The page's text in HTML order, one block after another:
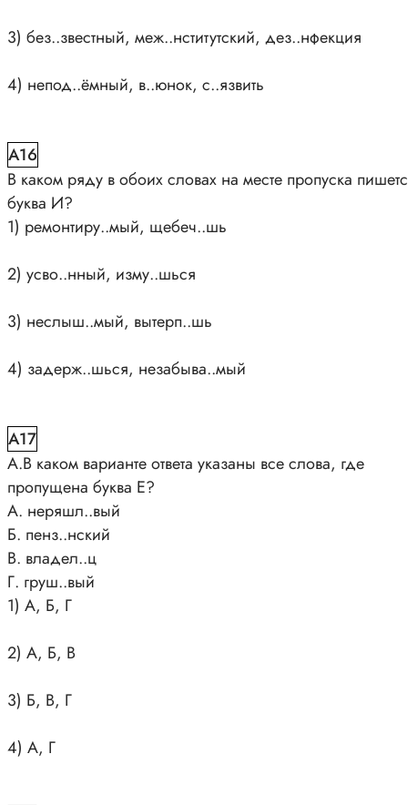
3) без..звестный, меж..нститутский, дез..нфекция
4) непод..ёмный, в..юнок, с..язвить
A16
В каком ряду в обоих словах на месте пропуска
буква И?
1) ремонтиру..мый, щебеч..шь
2) усво..нный, изму..шься
3) неслыш..мый, вытерп..шь
4) задерж..шься, незабыва..мый
A17
А.В каком варианте ответа указаны все слова, где
пропущена буква Е?
А. неряшл..вый
Б. пенз..нский
В. владел..ц
Г. груш..вый
1) А, Б, Г
2) А, Б, В
3) Б, В, Г
4) А, Г